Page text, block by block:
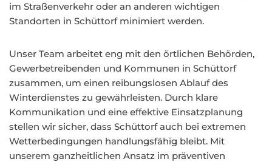
im Straßenverkehr oder an anderen wichtigen
Standorten in Schüttorf minimiert werden.
Unser Team arbeitet eng mit den örtlichen Behörden,
Gewerbetreibenden und Kommunen in Schüttorf
zusammen, um einen reibungslosen Ablauf des
Winterdienstes zu gewährleisten. Durch klare
Kommunikation und eine effektive Einsatzplanung
stellen wir sicher, dass Schüttorf auch bei extremen
Wetterbedingungen handlungsfähig bleibt. Mit
unserem ganzheitlichen Ansatz im präventiven